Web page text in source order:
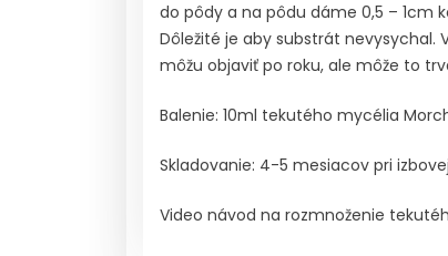
do pôdy a na pôdu dáme 0,5 – 1cm
Dôležité je aby substrát nevysychal.
môžu objaviť po roku, ale môže to
Balenie: 10ml tekutého mycélia
Skladovanie: 4-5 mesiacov pri
Video návod na rozmnoženie